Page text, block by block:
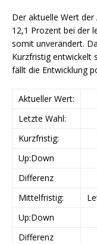
Der aktuelle Wert
12,1 Prozent bei der
somit unverändert.
Kurzfristig entwickelt
fällt die Entwicklung
Aktueller Wert:
Letzte Wahl:
Kurzfristig:
Up:Down
Differenz
Mittelfristig:
Up:Down
Differenz